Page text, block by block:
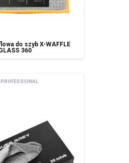
do szyb X-WAFFLE
360
wniesienia sprzeciwu, prawo do
momencie bez wpływu na zgodność z
skargi do organu nadzorczego,